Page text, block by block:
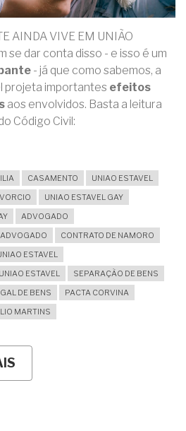
AINDA VIVE EM UNIÃO
se dar conta disso - e isso é um
- já que como sabemos, a
projeta importantes efeitos
aos envolvidos. Basta a leitura
Código Civil:
CASAMENTO
UNIAO ESTAVEL
UNIAO ESTAVEL GAY
ADVOGADO
CONTRATO DE NAMORO
ESTAVEL
ESTAVEL
SEPARAÇÃO DE BENS
DE BENS
PACTA CORVINA
MARTINS
NÃO